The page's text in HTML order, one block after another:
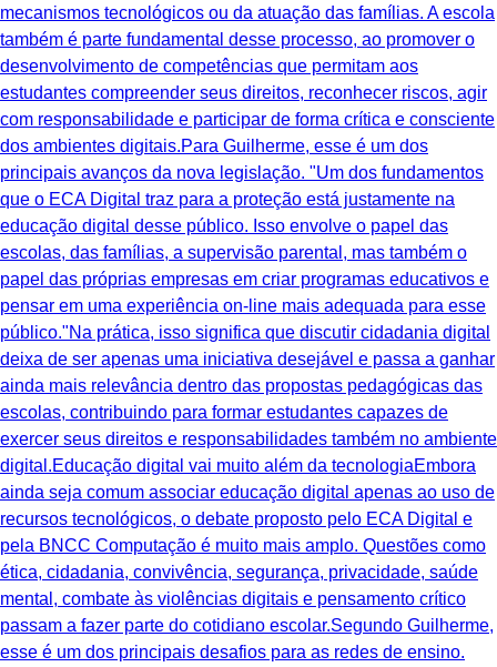
mecanismos tecnológicos ou da atuação das famílias. A escola
também é parte fundamental desse processo, ao promover o
desenvolvimento de competências que permitam aos
estudantes compreender seus direitos, reconhecer riscos, agir
com responsabilidade e participar de forma crítica e consciente
dos ambientes digitais.Para Guilherme, esse é um dos
principais avanços da nova legislação. "Um dos fundamentos
que o ECA Digital traz para a proteção está justamente na
educação digital desse público. Isso envolve o papel das
escolas, das famílias, a supervisão parental, mas também o
papel das próprias empresas em criar programas educativos e
pensar em uma experiência on-line mais adequada para esse
público."Na prática, isso significa que discutir cidadania digital
deixa de ser apenas uma iniciativa desejável e passa a ganhar
ainda mais relevância dentro das propostas pedagógicas das
escolas, contribuindo para formar estudantes capazes de
exercer seus direitos e responsabilidades também no ambiente
digital.Educação digital vai muito além da tecnologiaEmbora
ainda seja comum associar educação digital apenas ao uso de
recursos tecnológicos, o debate proposto pelo ECA Digital e
pela BNCC Computação é muito mais amplo. Questões como
ética, cidadania, convivência, segurança, privacidade, saúde
mental, combate às violências digitais e pensamento crítico
passam a fazer parte do cotidiano escolar.Segundo Guilherme,
esse é um dos principais desafios para as redes de ensino.